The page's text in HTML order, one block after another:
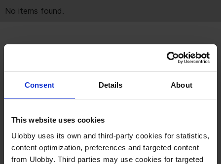
Consent Details About
This website uses cookies
Ulobby uses its own and third-party cookies for statistics,
content optimization, preferences and targeted content
from Ulobby. Third parties may use cookies for targeted
No items found.
Få en kort gennemgang
I en kort demo viser vi dig, hvordan Public
Affairs-teams bruger Ulobby til at håndtere
issues, stakeholder-interaktioner og rapportering
forbundet - så Public Affairs bliver nemmere at
håndtere og forklare.